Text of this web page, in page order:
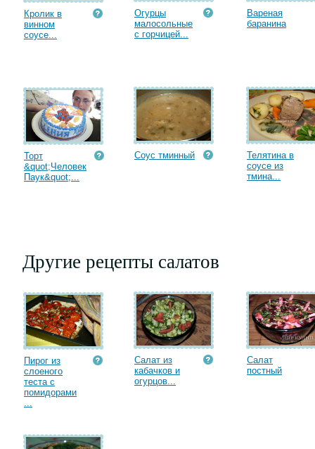
Кролик в
винном
соусе...
Огурцы
малосольные
с горчицей...
Вареная
баранина
Торт
&quot;Человек
Паук&quot;...
Соус тминный
Телятина в
соусе из
тмина...
Другие рецепты салатов
Пирог из
слоеного
теста с
помидорами
...
Салат из
кабачков и
огурцов...
Салат
постный